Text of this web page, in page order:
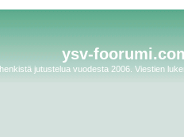
ysv-
jutustelua vuodesta 2006. Viestien